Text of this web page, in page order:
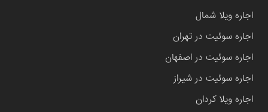
اجاره ویلا شمال
اجاره سوئیت در تهران
اجاره سوئیت در اصفهان
اجاره سوئیت در شیراز
اجاره ویلا کردان